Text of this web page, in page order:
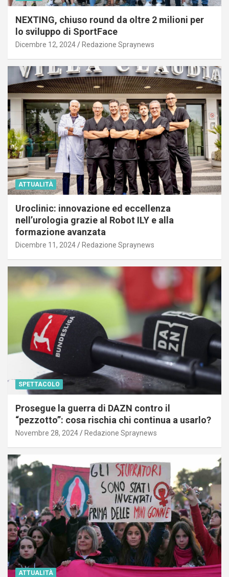
NEXTING, chiuso round da oltre 2 milioni per
lo sviluppo di SportFace
Dicembre 12, 2024 Redazione Spraynews
ATTUALITÀ
Uroclinic: innovazione ed eccellenza
nell’urologia grazie al Robot ILY e alla
formazione avanzata
Dicembre 11, 2024 Redazione Spraynews
SPETTACOLO
Prosegue la guerra di DAZN contro il
“pezzotto”: cosa rischia chi continua a usarlo?
Novembre 28, 2024 Redazione Spraynews
ATTUALITÀ